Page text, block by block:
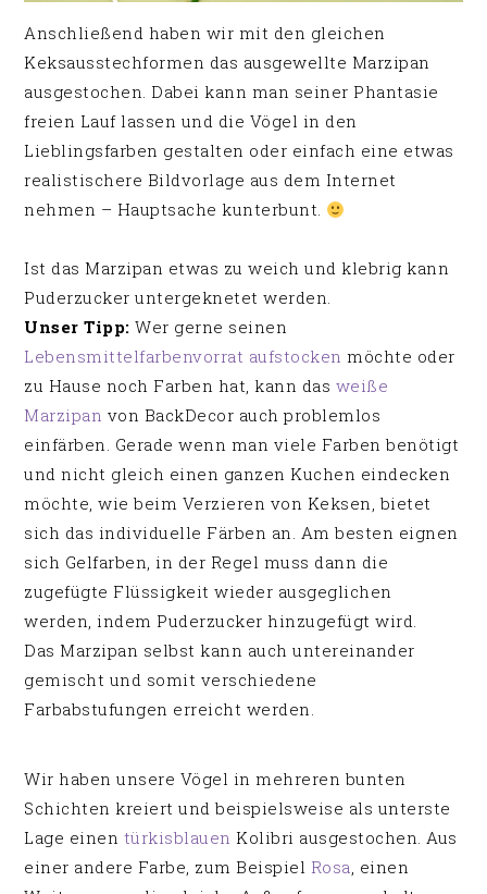
Anschließend haben wir mit den gleichen
Keksausstechformen das ausgewellte Marzipan
ausgestochen. Dabei kann man seiner Phantasie
freien Lauf lassen und die Vögel in den
Lieblingsfarben gestalten oder einfach eine etwas
realistischere Bildvorlage aus dem Internet
nehmen – Hauptsache kunterbunt.
Ist das Marzipan etwas zu weich und klebrig kann
Puderzucker untergeknetet werden.
Unser Tipp: Wer gerne seinen
Lebensmittelfarbenvorrat aufstocken möchte oder
zu Hause noch Farben hat, kann das weiße
Marzipan von BackDecor auch problemlos
einfärben. Gerade wenn man viele Farben benötigt
und nicht gleich einen ganzen Kuchen eindecken
möchte, wie beim Verzieren von Keksen, bietet
sich das individuelle Färben an. Am besten eignen
sich Gelfarben, in der Regel muss dann die
zugefügte Flüssigkeit wieder ausgeglichen
werden, indem Puderzucker hinzugefügt wird.
Das Marzipan selbst kann auch untereinander
gemischt und somit verschiedene
Farbabstufungen erreicht werden.
Wir haben unsere Vögel in mehreren bunten
Schichten kreiert und beispielsweise als unterste
Lage einen türkisblauen Kolibri ausgestochen. Aus
einer andere Farbe, zum Beispiel Rosa, einen